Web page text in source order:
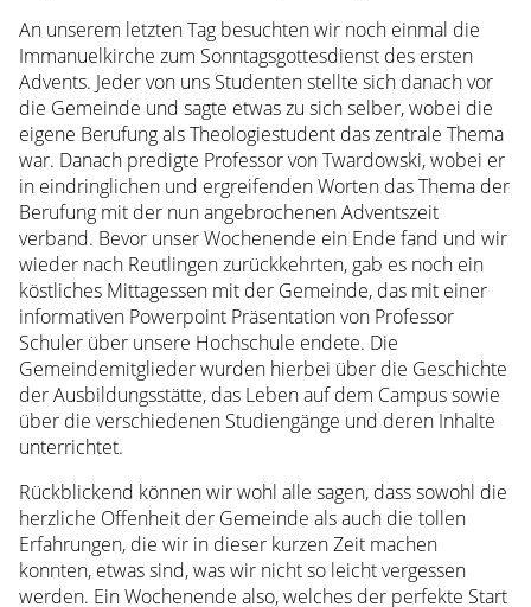
An unserem letzten Tag besuchten wir noch einmal die
Immanuelkirche zum Sonntagsgottesdienst des ersten
Advents. Jeder von uns Studenten stellte sich danach vor
die Gemeinde und sagte etwas zu sich selber, wobei die
eigene Berufung als Theologiestudent das zentrale Thema
war. Danach predigte Professor von Twardowski, wobei er
in eindringlichen und ergreifenden Worten das Thema der
Berufung mit der nun angebrochenen Adventszeit
verband. Bevor unser Wochenende ein Ende fand und wir
wieder nach Reutlingen zurückkehrten, gab es noch ein
köstliches Mittagessen mit der Gemeinde, das mit einer
informativen Powerpoint Präsentation von Professor
Schuler über unsere Hochschule endete. Die
Gemeindemitglieder wurden hierbei über die Geschichte
der Ausbildungsstätte, das Leben auf dem Campus sowie
über die verschiedenen Studiengänge und deren Inhalte
unterrichtet.
Rückblickend können wir wohl alle sagen, dass sowohl die
herzliche Offenheit der Gemeinde als auch die tollen
Erfahrungen, die wir in dieser kurzen Zeit machen
konnten, etwas sind, was wir nicht so leicht vergessen
werden. Ein Wochenende also, welches der perfekte Start